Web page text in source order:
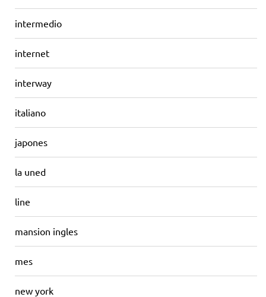
intermedio
internet
interway
italiano
japones
la uned
line
mansion ingles
mes
new york